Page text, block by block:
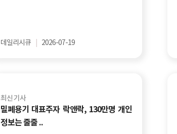
데일리시큐 2026-07-19
최신 기사
밀폐용기 대표주자 락앤락, 130만명 개인
정보는 줄줄 ..